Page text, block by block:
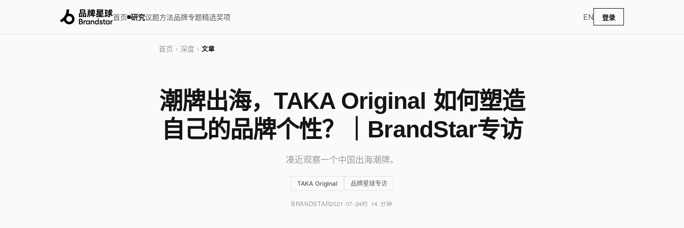
首页 研究议题方法品牌专题精选奖项 EN 登录
首页 › 深度 › 文章
潮牌出海，TAKA Original 如何塑造
自己的品牌个性？｜BrandStar专访
凑近观察一个中国出海潮牌。
TAKA Original 品牌星球专访
BRANDSTAR2021-07-24约 14 分钟